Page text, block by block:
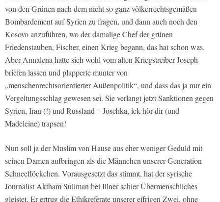
von den Grünen nach dem nicht so ganz völkerrechtsgemäßen
Bombardement auf Syrien zu fragen, und dann auch noch den
Kosovo anzuführen, wo der damalige Chef der grünen
Friedenstauben, Fischer, einen Krieg begann, das hat schon was.
Aber Annalena hatte sich wohl vom alten Kriegstreiber Joseph
briefen lassen und plapperte munter von
„menschenrechtsorientierter Außenpolitik“, und dass das ja nur ein
Vergeltungsschlag gewesen sei. Sie verlangt jetzt Sanktionen gegen
Syrien, Iran (!) und Russland – Joschka, ick hör dir (und
Madeleine) trapsen!
Nun soll ja der Muslim von Hause aus eher weniger Geduld mit
seinen Damen aufbringen als die Männchen unserer Generation
Schneeflöckchen. Vorausgesetzt das stimmt, hat der syrische
Journalist Aktham Suliman bei Illner schier Übermenschliches
gleistet. Er ertrug die Ethikreferate unserer eifrigen Zwei, ohne